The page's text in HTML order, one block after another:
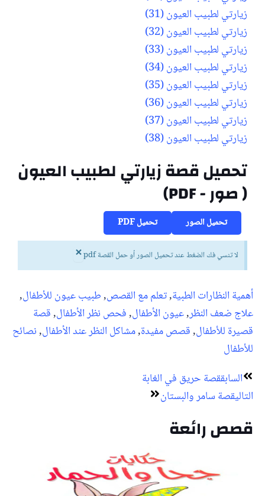
زيارتي لطبيب العيون (31)
زيارتي لطبيب العيون (32)
زيارتي لطبيب العيون (33)
زيارتي لطبيب العيون (34)
زيارتي لطبيب العيون (35)
زيارتي لطبيب العيون (36)
زيارتي لطبيب العيون (37)
زيارتي لطبيب العيون (38)
تحميل قصة زيارتي لطبيب العيون
( صور - PDF)
تحميل الصور تحميل PDF
لا تنسي فك الضغط عند تحميل الصور أو حمل القصة pdf ×
أهمية النظارات الطبية,تعلم مع القصص,طبيب عيون للأطفال,
علاج ضعف النظر,عيون الأطفال,فحص نظر الأطفال,قصة
قصيرة للأطفال,قصص مفيدة,مشاكل النظر عند الأطفال,نصائح
للأطفال
Prev
السابققصة حريق في الغابة
التاليقصة سامر والبستان
Next
قصص رائعة